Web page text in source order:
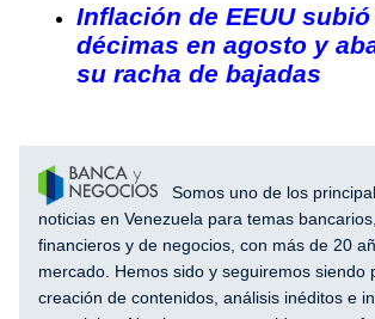
Inflación de EEUU subió
décimas en agosto y
su racha de bajadas
Somos uno de los
noticias en Venezuela para temas
financieros y de negocios, con más de 20
mercado. Hemos sido y seguiremos siendo
creación de contenidos, análisis inéditos e